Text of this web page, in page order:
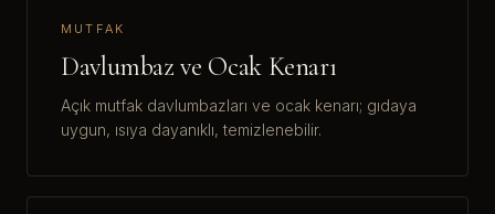
MUTFAK
Davlumbaz ve Ocak Kenarı
Açık mutfak davlumbazları ve ocak kenarı; gıdaya
uygun, ısıya dayanıklı, temizlenebilir.